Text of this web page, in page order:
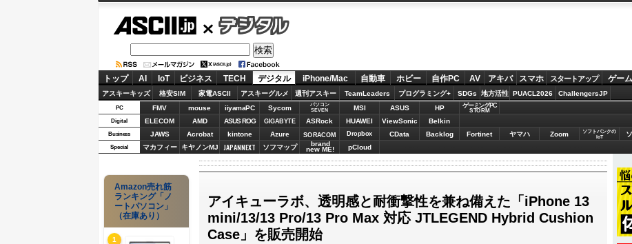
デジタル
トップ AI IoT ビジネス TECH デジタル iPhone/Mac 自動車 ホビー 自作PC AV アキバ スマホ スタートアップ ゲーム
アスキーキッズ 格安SIM 家電ASCII アスキーグルメ 週刊アスキー TeamLeaders プログラミング+ SDGs 地方活性 PUACL2026 ChallengersJP
PC FMV mouse iiyamaPC Sycom
パソコン
SEVEN
MSI ASUS HP ゲーミングPC
STORM
Digital ELECOM AMD ASUS ROG GIGABYTE ASRock HUAWEI ViewSonic Belkin
Business JAWS Acrobat kintone Azure SORACOM Dropbox CData Backlog Fortinet ヤマハ Zoom
ソフトバンクの
IoT
Special マカフィー キヤノンMJ JAPANNEXT ソフマップ brand
new ME! pCloud
アイキューラボ、透明感と耐衝撃性を兼ね備えた「iPhone 13
mini/13/13 Pro/13 Pro Max 対応 JTLEGEND Hybrid Cushion
Case」を販売開始
Amazon売れ筋
ランキング「ノ
ートパソコン」
（在庫あり）
1